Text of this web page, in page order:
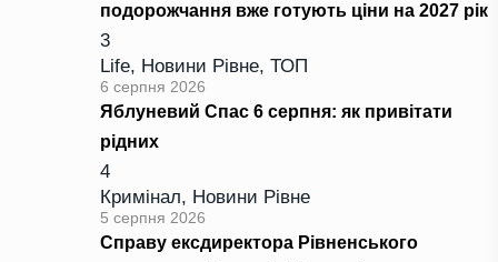
подорожчання вже готують ціни на 2027 рік
3
Life, Новини Рівне, ТОП
6 серпня 2026
Яблуневий Спас 6 серпня: як привітати
рідних
4
Кримінал, Новини Рівне
5 серпня 2026
Справу ексдиректора Рівненського